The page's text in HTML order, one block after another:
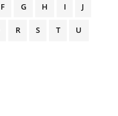
F G H I J
R S T U